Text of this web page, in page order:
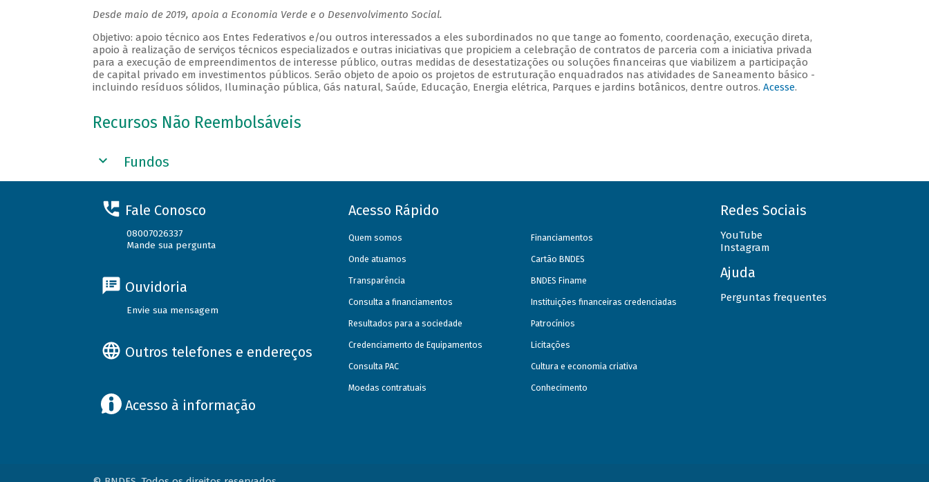
Desde maio de 2019, apoia a Economia Verde e o Desenvolvimento Social.
Objetivo: apoio técnico aos Entes Federativos e/ou outros interessados a eles subordinados no que tange ao fomento, coordenação, execução direta,
apoio à realização de serviços técnicos especializados e outras iniciativas que propiciem a celebração de contratos de parceria com a iniciativa privada
para a execução de empreendimentos de interesse público, outras medidas de desestatizações ou soluções financeiras que viabilizem a participação
de capital privado em investimentos públicos. Serão objeto de apoio os projetos de estruturação enquadrados nas atividades de Saneamento básico -
incluindo resíduos sólidos, Iluminação pública, Gás natural, Saúde, Educação, Energia elétrica, Parques e jardins botânicos, dentre outros.Acesse.
Recursos Não Reembolsáveis
Fundos
Fale Conosco
08007026337
Mande sua pergunta
Ouvidoria
Envie sua mensagem
Outros telefones e endereços
Acesso à informação
Acesso Rápido
Quem somos
Onde atuamos
Transparência
Consulta a financiamentos
Resultados para a sociedade
Credenciamento de Equipamentos
Consulta PAC
Moedas contratuais
Financiamentos
Cartão BNDES
BNDES Finame
Instituições financeiras credenciadas
Patrocínios
Licitações
Cultura e economia criativa
Conhecimento
Redes Sociais
YouTube
Instagram
Ajuda
Perguntas frequentes